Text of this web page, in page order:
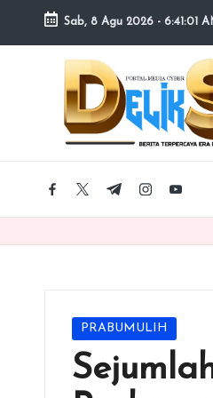
Skip
Sab, 8 Agu 2026 - 6:41:02
facebook.com
twitter.com
t.me
Posted
PRABUMULIH